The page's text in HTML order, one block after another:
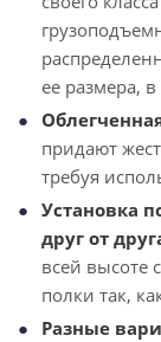
ее размера,
придают
требуя
Установка
друг от
всей высоте
полки так,
Разные